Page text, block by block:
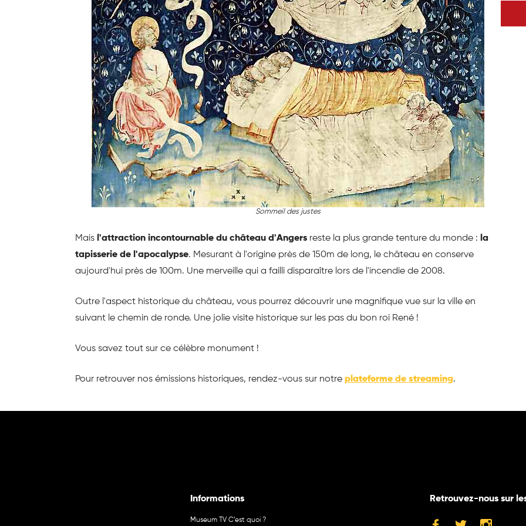
Sommeil des justes
Mais l'attraction incontournable du château d'Angers reste la plus grande tenture du monde : la
tapisserie de l'apocalypse. Mesurant à l'origine près de 150m de long, le château en conserve
aujourd'hui près de 100m. Une merveille qui a failli disparaître lors de l'incendie de 2008.
Outre l'aspect historique du château, vous pourrez découvrir une magnifique vue sur la ville en
suivant le chemin de ronde. Une jolie visite historique sur les pas du bon roi René !
Vous savez tout sur ce célèbre monument !
Pour retrouver nos émissions historiques, rendez-vous sur notre plateforme de streaming.
Informations
Museum TV C’est quoi ?
Retrouvez-nous sur